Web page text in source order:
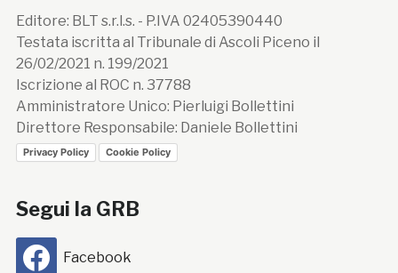
Editore: BLT s.r.l.s. - P.IVA 02405390440
Testata iscritta al Tribunale di Ascoli Piceno il
26/02/2021 n. 199/2021
Iscrizione al ROC n. 37788
Amministratore Unico: Pierluigi Bollettini
Direttore Responsabile: Daniele Bollettini
Privacy Policy Cookie Policy
Segui la GRB
Facebook